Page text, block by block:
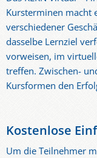
Kursterminen macht
verschiedener
dasselbe Lernziel
vorweisen, im
treffen. Zwischen-
Kursformen den
Kostenlose
Um die Teilnehmer